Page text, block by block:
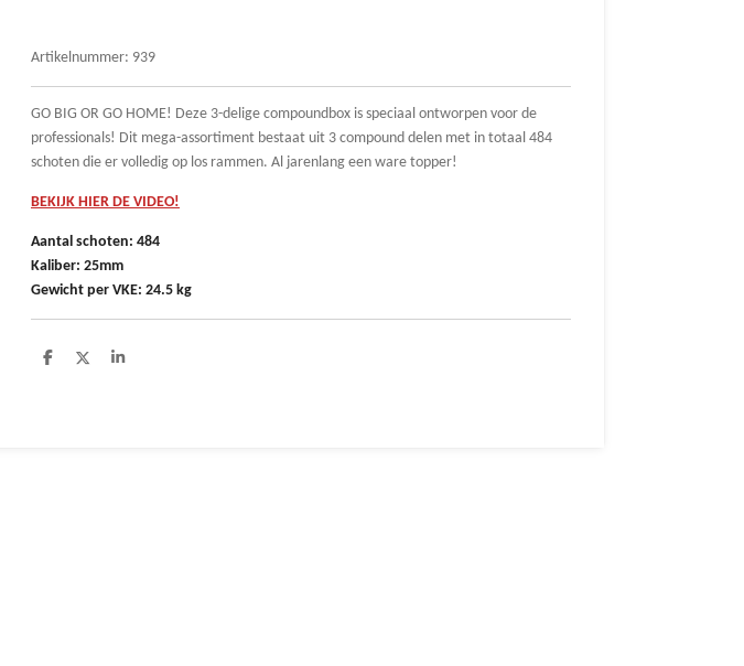
Artikelnummer: 939
GO BIG OR GO HOME! Deze 3-delige compoundbox is speciaal ontworpen voor de
professionals! Dit mega-assortiment bestaat uit 3 compound delen met in totaal 484
schoten die er volledig op los rammen. Al jarenlang een ware topper!
BEKIJK HIER DE VIDEO!
Aantal schoten: 484
Kaliber: 25mm
Gewicht per VKE: 24.5 kg
D
D
S